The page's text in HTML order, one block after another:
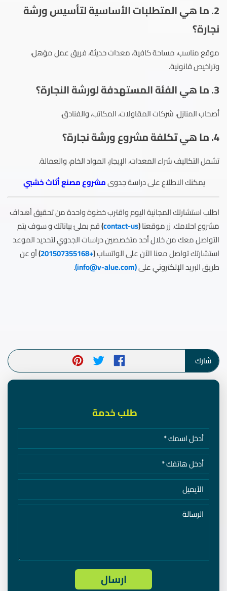
2. ما هي المتطلبات الأساسية لتأسيس ورشة
نجارة؟
موقع مناسب، مساحة كافية، معدات حديثة، فريق عمل مؤهل،
وتراخيص قانونية.
3. ما هي الفئة المستهدفة لورشة النجارة؟
أصحاب المنازل، شركات المقاولات، المكاتب، والفنادق.
4. ما هي تكلفة مشروع ورشة نجارة؟
تشمل التكاليف شراء المعدات، الإيجار، المواد الخام، والعمالة.
يمكنك الاطلاع على دراسة جدوىمشروع مصنع أثاث خشبي
اطلب استشارتك المجانية اليوم واقترب خطوة واحدة من تحقيق أهداف
مشروع احلامك. زر موقعنا(
contact-us
)قم بملئ بياناتك و سوف يتم
التواصل معك من خلال أحد متخصصين دراسات الجدوي لتحديد الموعد
استشارتك تواصل معنا الآن على الواتساب(
+201507355168
)أو عن
طريق البريد الإلكتروني على(
info@v-alue.com
)
.
شارك
طلب خدمة